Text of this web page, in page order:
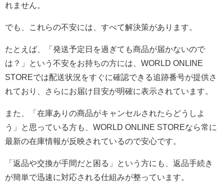
れません。
でも、これらの不安には、すべて解決策があります。
たとえば、「発送予定日を過ぎても商品が届かないので
は？」という不安をお持ちの方には、WORLD ONLINE
STOREでは配送状況をすぐに確認できる追跡番号が提供さ
れており、さらにお届け目安が明確に表示されています。
また、「在庫ありの商品がキャンセルされたらどうしよ
う」と思っている方も、WORLD ONLINE STOREなら常に
最新の在庫情報が反映されているので安心です。
「返品や交換が手間だと困る」という方にも、返品手続き
が簡単で迅速に対応される仕組みが整っています。